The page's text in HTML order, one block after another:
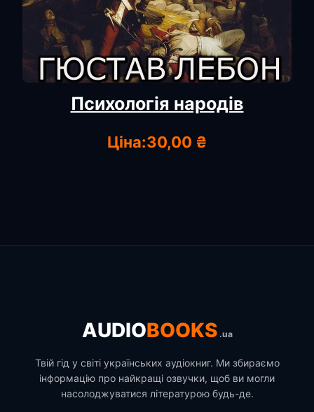
Психологія народів
Ціна:30,00 ₴
AUDIOBOOKS .ua
Твій гід у світі українських аудіокниг. Ми збираємо
інформацію про найкращі озвучки, щоб ви могли
насолоджуватися літературою будь-де.